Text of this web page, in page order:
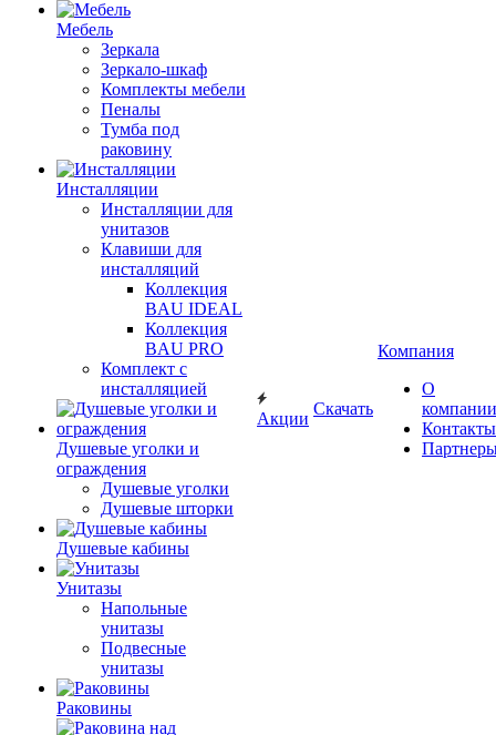
Мебель
Зеркала
Зеркало-шкаф
Комплекты мебели
Пеналы
Тумба под
раковину
Инсталляции
Инсталляции для
унитазов
Клавиши для
инсталляций
Коллекция
BAU IDEAL
Коллекция
BAU PRO
Комплект с
инсталляцией
Душевые уголки и
ограждения
Душевые уголки
Душевые шторки
Душевые кабины
Унитазы
Напольные
унитазы
Подвесные
унитазы
Раковины
Акции
Скачать
Компания
О
компании
Контакты